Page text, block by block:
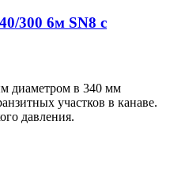
300 6м SN8 с
диаметром в 340 мм
участков в канаве.
давления.